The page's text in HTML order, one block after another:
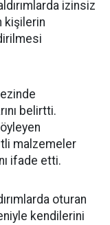
izinsiz
kişilerin
belirtti.
malzemeler
ifade etti.
oturan
kendilerini